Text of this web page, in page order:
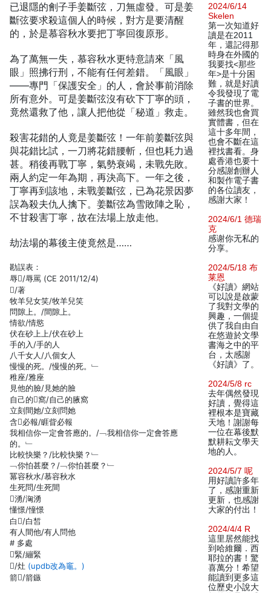
已退隱的劊子手姜斷弦，刀無虛發。可是姜
斷弦要求殺這個人的時候，對方是要清醒
的，於是慕容秋水要把丁寧回復原形。
為了萬無一失，慕容秋水更特意請來「風
眼」照拂行刑，不能有任何差錯。「風眼」
——專門「保護安全」的人，會於事前消除
所有意外。可是姜斷弦沒有砍下丁寧的頭，
竟然還救了他，讓人把他從「秘道」救走。
殺害花錯的人竟是姜斷弦！一年前姜斷弦與
與花錯比試，一刀將花錯腰斬，但也耗力過
甚。稍後再戰丁寧，氣勢衰竭，未戰先敗。
兩人約定一年為期，再決高下。一年之後，
丁寧再到該地，未戰姜斷弦，已為花景因夢
誤為殺夫仇人擒下。姜斷弦為雪敗陣之恥，
不甘殺害丁寧，故在法場上放走他。
劫法場的幕後主使竟然是……
勘誤表：
辱/辱罵 (CE 2011/12/4)
/著
牧羊兒女笑/牧羊兒笑
問隙上。/間隙上。
情欲/情慾
伏在砂上上/伏在砂上
手的入/手的人
八千女人/八個女人
慢慢的死。/慢慢的死。﹂
稚座/雅座
見他的臉/見她的臉
自己的窩/自己的腋窩
立刻間她/立刻問她
含必報/睚眥必報
我相信你一定會答應的。/﹁我相信你一定會答應
的。﹂
比較快樂？/比較快樂？﹂
﹁你怕甚麼？/﹁你怕甚麼？﹂
冪容秋水/慕容秋水
生死問/生死間
湧/洶湧
懂憬/憧憬
白/白皙
有人間他/有人問他
# 多處
緊/繃緊
/灶 (updb改為竈。)
箭/箭鏃
2024/6/14
Skelen
第一次知道好
讀是在2011
年，還記得那
時身在外國的
我要找<那些
年>是十分困
難，就是好讀
令我發現了電
子書的世界。
雖然我也會買
實體書，但在
這十多年間，
也會不斷在這
裡找書看。身
處香港也要十
分感謝創辦人
和製作電子書
的各位讀友，
感謝大家！
2024/6/1 德瑞
克
感谢你无私的
分享。
2024/5/18 布
莱恩
《好讀》網站
可以說是啟蒙
了我對文學的
興趣，一個提
供了我自由自
在悠遊於文學
書海之中的平
台，太感謝
《好讀》了。
2024/5/8 rc
去年偶然發現
好讀，覺得這
裡根本是寶藏
天地！謝謝每
一位在幕後默
默耕耘文學天
地的人。
2024/5/7 呢
用好讀許多年
了，感謝重新
更新，也感謝
大家的付出！
2024/4/4 R
這里居然能找
到哈維爾．西
耶拉的書！驚
喜萬分！希望
能讀到更多這
位歷史小說大